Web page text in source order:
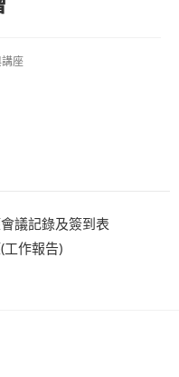
座
議記錄及簽到表
作報告)